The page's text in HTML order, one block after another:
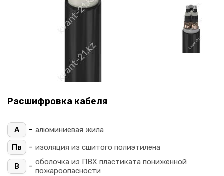
Расшифровка кабеля
А - алюминиевая жила
Пв
- изоляция из сшитого полиэтилена
В - оболочка из ПВХ пластиката пониженной
пожароопасности